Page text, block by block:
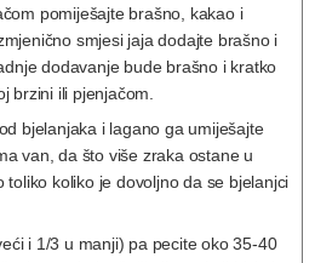
pomiješajte brašno, kakao i
smjesi jaja dodajte brašno i
dodavanje bude brašno i kratko
brzini ili pjenjačom.
bjelanjaka i lagano ga umiješajte
van, da što više zraka ostane u
toliko koliko je dovoljno da se bjelanjci
i 1/3 u manji) pa pecite oko 35-40